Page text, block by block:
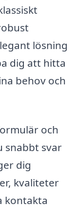
lösning
dig att hitta
behov och
och
snabbt svar
dig
kvaliteter
kontakta